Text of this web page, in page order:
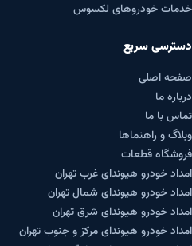
خدمات خودروهای لکسوس
دسترسی سریع
صفحه اصلی
درباره ما
تماس با ما
وبلاگ و راهنماها
فروشگاه قطعات
امداد خودرو هیوندای غرب تهران
امداد خودرو هیوندای شمال تهران
امداد خودرو هیوندای شرق تهران
امداد خودرو هیوندای مرکز و جنوب تهران